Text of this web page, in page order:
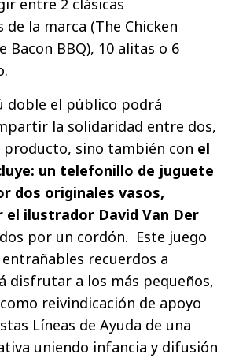
entre 2 clásicas
de la marca (The Chicken
Bacon BBQ), 10 alitas o 6
doble el público podrá
la solidaridad entre dos,
producto, sino también con el
un telefonillo de juguete
dos originales vasos,
el ilustrador David Van Der
por un cordón. Este juego
recuerdos a
disfrutar a los más pequeños,
reivindicación de apoyo
Líneas de Ayuda de una
uniendo infancia y difusión